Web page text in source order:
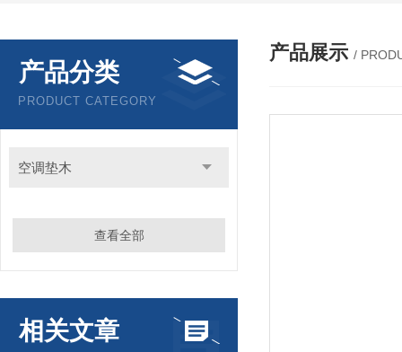
产品分类
PRODUCT CATEGORY
空调垫木
查看全部
相关文章
产品展示 /